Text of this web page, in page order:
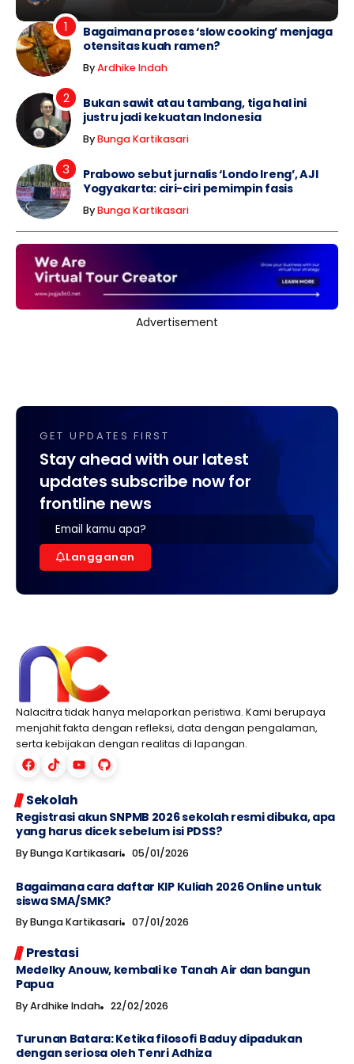
Bagaimana proses ‘slow cooking’ menjaga
otensitas kuah ramen?
ByArdhike Indah
Bukan sawit atau tambang, tiga hal ini
justru jadi kekuatan Indonesia
ByBunga Kartikasari
Prabowo sebut jurnalis ‘Londo Ireng’, AJI
Yogyakarta: ciri-ciri pemimpin fasis
ByBunga Kartikasari
Advertisement
GET UPDATES FIRST
Stay ahead with our latest
updates subscribe now for
frontline news
Langganan
Nalacitra tidak hanya melaporkan peristiwa. Kami berupaya
menjahit fakta dengan refleksi, data dengan pengalaman,
serta kebijakan dengan realitas di lapangan.
Sekolah
Registrasi akun SNPMB 2026 sekolah resmi dibuka, apa
yang harus dicek sebelum isi PDSS?
ByBunga Kartikasari 05/01/2026
Bagaimana cara daftar KIP Kuliah 2026 Online untuk
siswa SMA/SMK?
ByBunga Kartikasari 07/01/2026
Prestasi
Medelky Anouw, kembali ke Tanah Air dan bangun
Papua
ByArdhike Indah 22/02/2026
Turunan Batara: Ketika filosofi Baduy dipadukan
dengan seriosa oleh Tenri Adhiza